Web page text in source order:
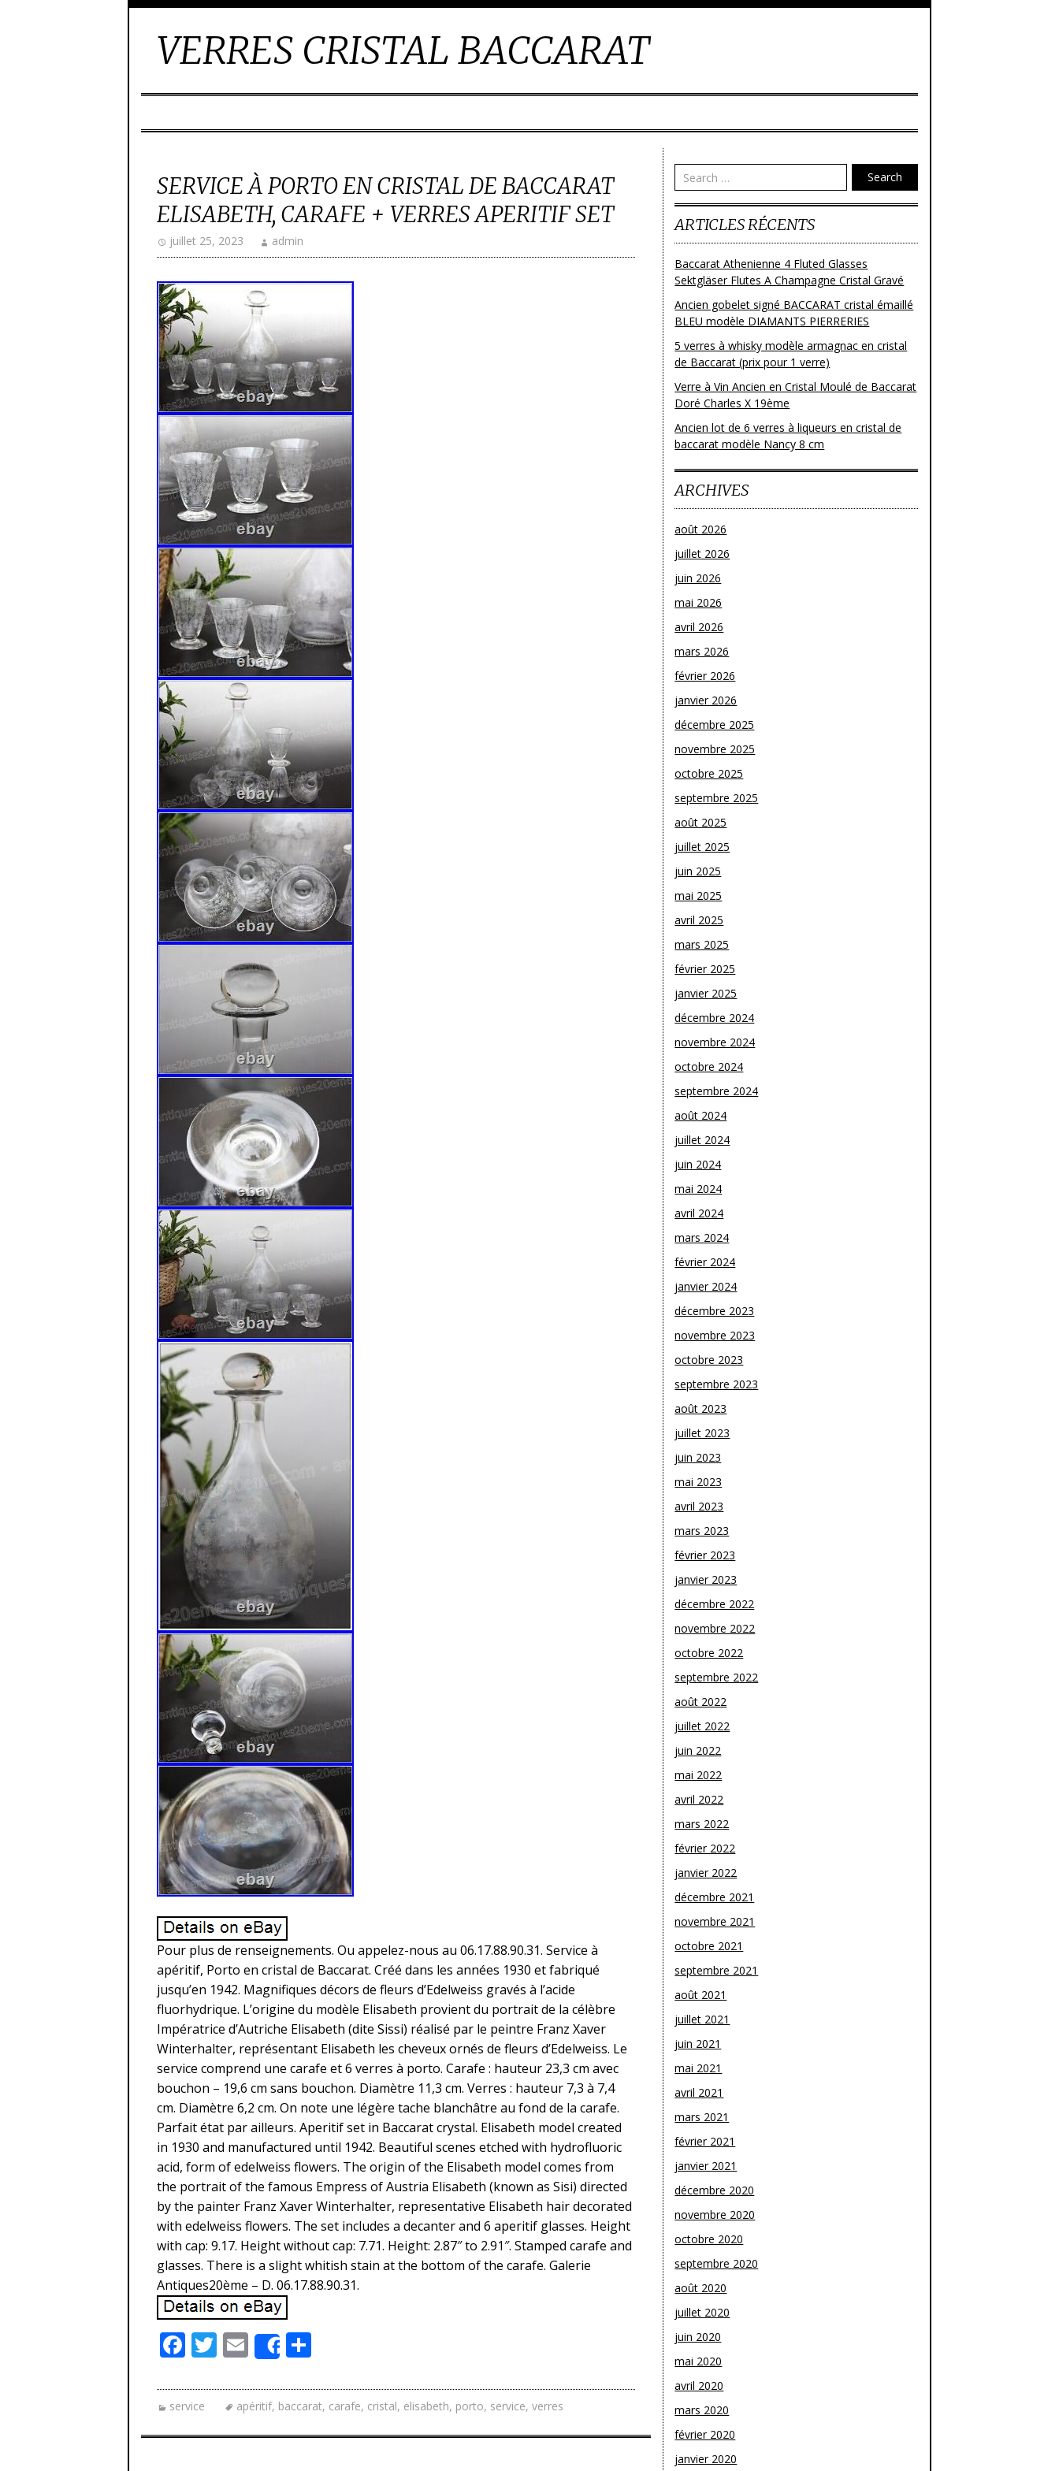
VERRES CRISTAL BACCARAT
SERVICE À PORTO EN CRISTAL DE BACCARAT
ELISABETH, CARAFE + VERRES APERITIF SET
juillet 25, 2023 admin
Pour plus de renseignements. Ou appelez-nous au 06.17.88.90.31. Service à
apéritif, Porto en cristal de Baccarat. Créé dans les années 1930 et fabriqué
jusqu’en 1942. Magnifiques décors de fleurs d’Edelweiss gravés à l’acide
fluorhydrique. L’origine du modèle Elisabeth provient du portrait de la célèbre
Impératrice d’Autriche Elisabeth (dite Sissi) réalisé par le peintre Franz Xaver
Winterhalter, représentant Elisabeth les cheveux ornés de fleurs d’Edelweiss. Le
service comprend une carafe et 6 verres à porto. Carafe : hauteur 23,3 cm avec
bouchon – 19,6 cm sans bouchon. Diamètre 11,3 cm. Verres : hauteur 7,3 à 7,4
cm. Diamètre 6,2 cm. On note une légère tache blanchâtre au fond de la carafe.
Parfait état par ailleurs. Aperitif set in Baccarat crystal. Elisabeth model created
in 1930 and manufactured until 1942. Beautiful scenes etched with hydrofluoric
acid, form of edelweiss flowers. The origin of the Elisabeth model comes from
the portrait of the famous Empress of Austria Elisabeth (known as Sisi) directed
by the painter Franz Xaver Winterhalter, representative Elisabeth hair decorated
with edelweiss flowers. The set includes a decanter and 6 aperitif glasses. Height
with cap: 9.17. Height without cap: 7.71. Height: 2.87″ to 2.91″. Stamped carafe and
glasses. There is a slight whitish stain at the bottom of the carafe. Galerie
Antiques20ème – D. 06.17.88.90.31.
F
e
b
o
T
itt
er
E
m
ai
l
Share
ta
g
er
service apéritif, baccarat, carafe, cristal, elisabeth, porto, service, verres
Search
ARTICLES RÉCENTS
Baccarat Athenienne 4 Fluted Glasses
Sektgläser Flutes A Champagne Cristal Gravé
Ancien gobelet signé BACCARAT cristal émaillé
BLEU modèle DIAMANTS PIERRERIES
5 verres à whisky modèle armagnac en cristal
de Baccarat (prix pour 1 verre)
Verre à Vin Ancien en Cristal Moulé de Baccarat
Doré Charles X 19ème
Ancien lot de 6 verres à liqueurs en cristal de
baccarat modèle Nancy 8 cm
ARCHIVES
août 2026
juillet 2026
juin 2026
mai 2026
avril 2026
mars 2026
février 2026
janvier 2026
décembre 2025
novembre 2025
octobre 2025
septembre 2025
août 2025
juillet 2025
juin 2025
mai 2025
avril 2025
mars 2025
février 2025
janvier 2025
décembre 2024
novembre 2024
octobre 2024
septembre 2024
août 2024
juillet 2024
juin 2024
mai 2024
avril 2024
mars 2024
février 2024
janvier 2024
décembre 2023
novembre 2023
octobre 2023
septembre 2023
août 2023
juillet 2023
juin 2023
mai 2023
avril 2023
mars 2023
février 2023
janvier 2023
décembre 2022
novembre 2022
octobre 2022
septembre 2022
août 2022
juillet 2022
juin 2022
mai 2022
avril 2022
mars 2022
février 2022
janvier 2022
décembre 2021
novembre 2021
octobre 2021
septembre 2021
août 2021
juillet 2021
juin 2021
mai 2021
avril 2021
mars 2021
février 2021
janvier 2021
décembre 2020
novembre 2020
octobre 2020
septembre 2020
août 2020
juillet 2020
juin 2020
mai 2020
avril 2020
mars 2020
février 2020
janvier 2020